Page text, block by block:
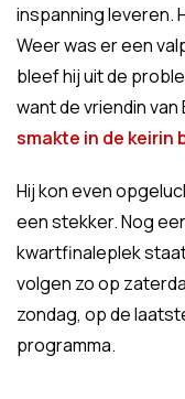
inspanning leveren.
Weer was er een
bleef hij uit de
want de vriendin van
smakte in de keirin
Hij kon even
een stekker. Nog
kwartfinaleplek
volgen zo op
zondag, op de
programma.